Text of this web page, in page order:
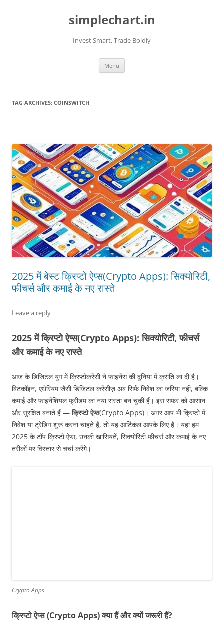
simplechart.in
Invest Smart, Trade Boldly
Menu
TAG ARCHIVES: COINSWITCH
2025 में बेस्ट क्रिप्टो ऐप्स(Crypto Apps): सिक्योरिटी,
फीचर्स और कमाई के नए रास्ते
Leave a reply
2025 में क्रिप्टो ऐप्स(Crypto Apps): सिक्योरिटी, फीचर्स
और कमाई के नए रास्ते
आज के डिजिटल युग में क्रिप्टोकरेंसी ने फाइनेंस की दुनिया में क्रांति ला दी है।
बिटकॉइन, एथेरियम जैसी डिजिटल करेंसीज़ अब सिर्फ निवेश का जरिया नहीं, बल्कि
कमाई और फाइनेंशियल फ्रीडम का नया रास्ता बन चुकी हैं। इस सफर को आसान
और सुरक्षित बनाते हैं —क्रिप्टो ऐप्स(Crypto Apps)। अगर आप भी क्रिप्टो में
निवेश या ट्रेडिंग शुरू करना चाहते हैं, तो यह आर्टिकल आपके लिए है। यहां हम
2025 के टॉप क्रिप्टो ऐप्स, उनकी खासियतें, सिक्योरिटी फीचर्स और कमाई के नए
तरीकों पर विस्तार से चर्चा करेंगे।
Crypto Apps
क्रिप्टो ऐप्स (Crypto Apps) क्या हैं और क्यों जरूरी हैं?